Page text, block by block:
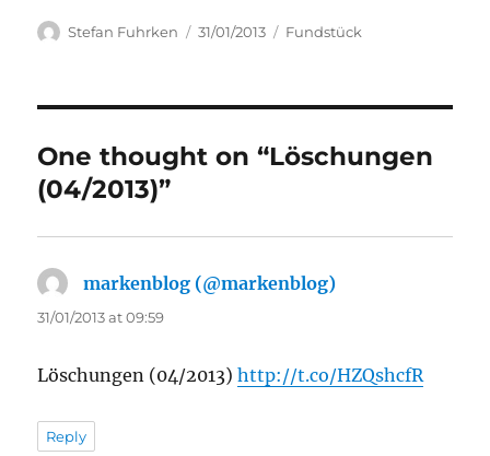
Author
Stefan Fuhrken
Posted
31/01/2013 Categories
Fundstück
One thought on “Löschungen
(04/2013)”
markenblog (@markenblog)
31/01/2013 at 09:59
Löschungen (04/2013)http://t.co/HZQshcfR
Reply